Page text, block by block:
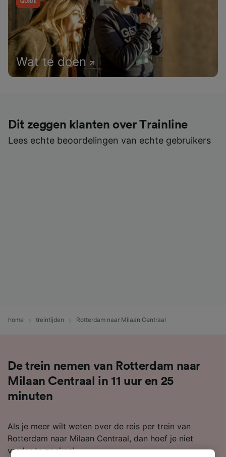
Wat te doen
Dit zeggen klanten over Trainline
Lees echte beoordelingen van echte gebruikers
home treintijden Rotterdam naar Milaan Centraal
De trein nemen van Rotterdam naar
Milaan Centraal in 11 uur en 25
minuten
Als je meer wilt weten over de reis per trein van
Rotterdam naar Milaan Centraal, dan hoef je niet
verder te zoeken!